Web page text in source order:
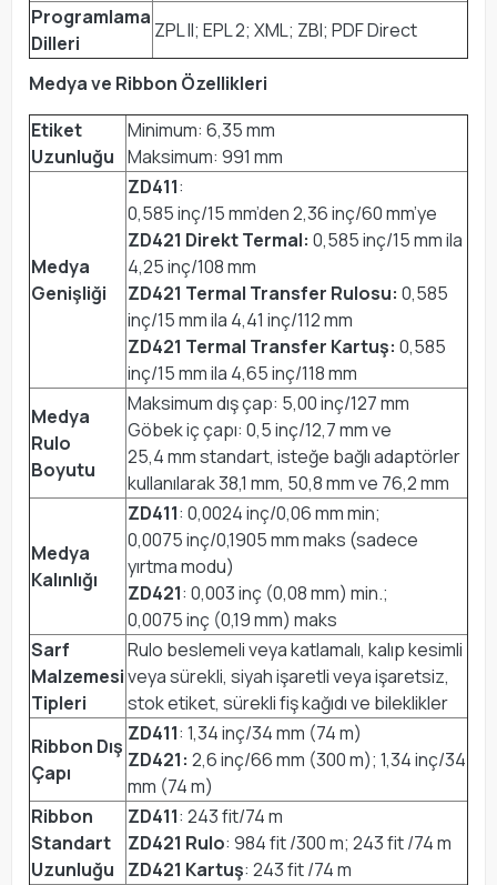
Programlama
Dilleri
ZPL II; EPL 2; XML; ZBI; PDF Direct
Medya ve Ribbon Özellikleri
Etiket
Uzunluğu
Minimum: 6,35 mm
Maksimum: 991 mm
Medya
Genişliği
ZD411:
0,585 inç/15 mm’den 2,36 inç/60 mm’ye
ZD421 Direkt Termal: 0,585 inç/15 mm ila
4,25 inç/108 mm
ZD421 Termal Transfer Rulosu: 0,585
inç/15 mm ila 4,41 inç/112 mm
ZD421 Termal Transfer Kartuş: 0,585
inç/15 mm ila 4,65 inç/118 mm
Medya
Rulo
Boyutu
Maksimum dış çap: 5,00 inç/127 mm
Göbek iç çapı: 0,5 inç/12,7 mm ve
25,4 mm standart, isteğe bağlı adaptörler
kullanılarak 38,1 mm, 50,8 mm ve 76,2 mm
Medya
Kalınlığı
ZD411: 0,0024 inç/0,06 mm min;
0,0075 inç/0,1905 mm maks (sadece
yırtma modu)
ZD421: 0,003 inç (0,08 mm) min.;
0,0075 inç (0,19 mm) maks
Sarf
Malzemesi
Tipleri
Rulo beslemeli veya katlamalı, kalıp kesimli
veya sürekli, siyah işaretli veya işaretsiz,
stok etiket, sürekli fiş kağıdı ve bileklikler
Ribbon Dış
Çapı
ZD411: 1,34 inç/34 mm (74 m)
ZD421: 2,6 inç/66 mm (300 m); 1,34 inç/34
mm (74 m)
Ribbon
Standart
Uzunluğu
ZD411: 243 fit/74 m
ZD421 Rulo: 984 fit /300 m; 243 fit /74 m
ZD421 Kartuş: 243 fit /74 m